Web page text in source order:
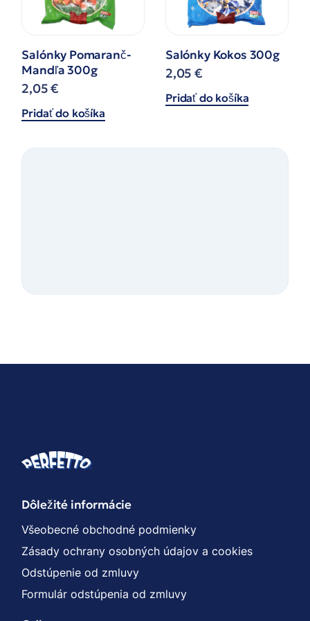
Salónky Pomaranč-
Mandľa 300g
2,05€
Pridať do košíka
Salónky Kokos 300g
2,05€
Pridať do košíka
Dôležité informácie
Všeobecné obchodné podmienky
Zásady ochrany osobných údajov a cookies
Odstúpenie od zmluvy
Formulár odstúpenia od zmluvy